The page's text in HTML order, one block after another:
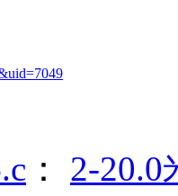
： 2-20.0